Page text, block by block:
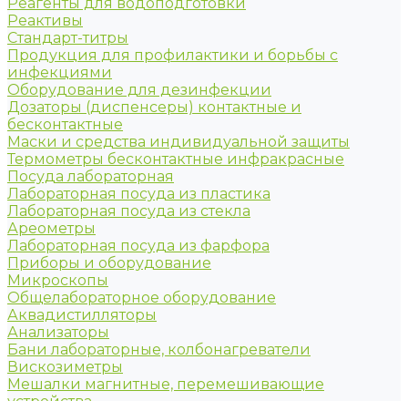
Реактивы
Стандарт-титры
Продукция для профилактики и борьбы с
инфекциями
Оборудование для дезинфекции
Дозаторы (диспенсеры) контактные и
бесконтактные
Маски и средства индивидуальной защиты
Термометры бесконтактные инфракрасные
Посуда лабораторная
Лабораторная посуда из пластика
Лабораторная посуда из стекла
Ареометры
Лабораторная посуда из фарфора
Приборы и оборудование
Микроскопы
Общелабораторное оборудование
Аквадистилляторы
Анализаторы
Бани лабораторные, колбонагреватели
Вискозиметры
Мешалки магнитные, перемешивающие